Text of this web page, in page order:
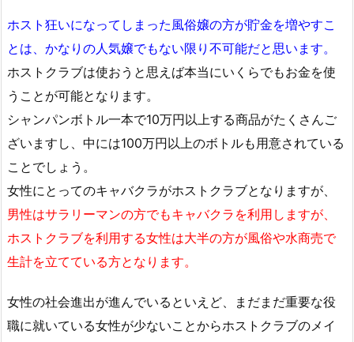
ホスト狂いになってしまった風俗嬢の方が貯金を増やすこ
とは、かなりの人気嬢でもない限り不可能だと思います。
ホストクラブは使おうと思えば本当にいくらでもお金を使
うことが可能となります。
シャンパンボトル一本で10万円以上する商品がたくさんご
ざいますし、中には100万円以上のボトルも用意されている
ことでしょう。
女性にとってのキャバクラがホストクラブとなりますが、
男性はサラリーマンの方でもキャバクラを利用しますが、
ホストクラブを利用する女性は大半の方が風俗や水商売で
生計を立てている方となります。
女性の社会進出が進んでいるといえど、まだまだ重要な役
職に就いている女性が少ないことからホストクラブのメイ